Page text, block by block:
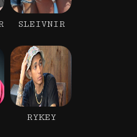
SLEIVNIR
RYKEY